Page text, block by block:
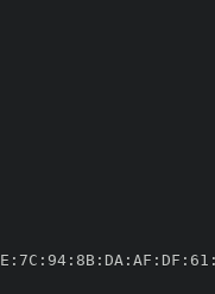
: 7C : 94: 8B: DA : AF : DF : 61 :